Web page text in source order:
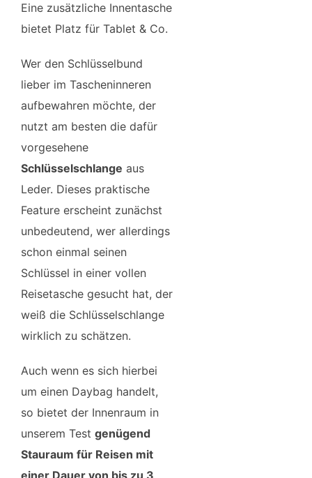
Eine zusätzliche Innentasche
bietet Platz für Tablet & Co.
Wer den Schlüsselbund
lieber im Tascheninneren
aufbewahren möchte, der
nutzt am besten die dafür
vorgesehene
Schlüsselschlange aus
Leder. Dieses praktische
Feature erscheint zunächst
unbedeutend, wer allerdings
schon einmal seinen
Schlüssel in einer vollen
Reisetasche gesucht hat, der
weiß die Schlüsselschlange
wirklich zu schätzen.
Auch wenn es sich hierbei
um einen Daybag handelt,
so bietet der Innenraum in
unserem Test genügend
Stauraum für Reisen mit
einer Dauer von bis zu 3